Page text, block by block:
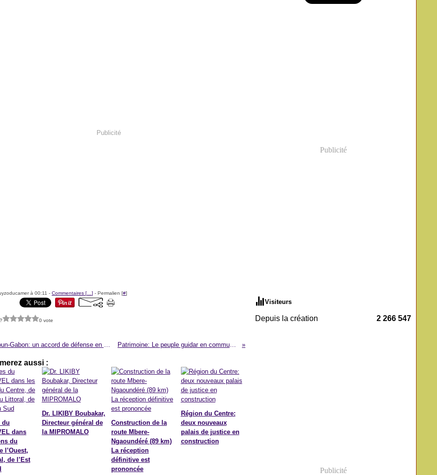
Publicité
à 00:11 - Commentaires [ ] - Permalien [#]
0 vote
Cameroun-Gabon: un accord de défense en vue Patrimoine: Le peuple guidar en communion
aussi :
du
dans
du
l’Ouest,
de l’Est
Dr. LIKIBY Boubakar,
Directeur général de
la MIPROMALO
Construction de la
route Mbere-
Ngaoundéré (89 km)
La réception
définitive est
prononcée
Région du Centre:
deux nouveaux
palais de justice en
construction
Publicité
Visiteurs
Depuis la création 2 266 547
Publicité